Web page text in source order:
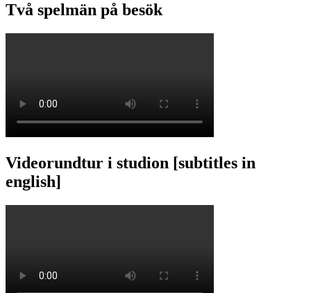
Två spelmän på besök
Videorundtur i studion [subtitles in
english]